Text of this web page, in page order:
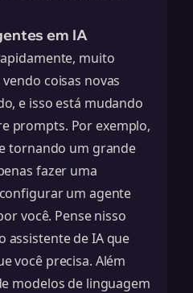
em IA
muito
vendo coisas novas
e isso está mudando
prompts. Por exemplo,
tornando um grande
fazer uma
um agente
você. Pense nisso
assistente de IA que
você precisa. Além
modelos de linguagem